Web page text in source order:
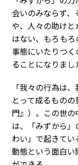
会いのみならず
や、人々の助け
はない、もろも
事態にいたりつ
ることになりまし
「我々の行為は
とって成るもの
門』）。この世
は、「みずから
わい」で起きて
動態という面白